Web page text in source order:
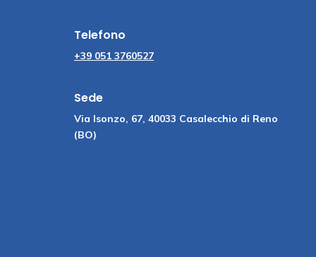
Telefono
+39 051 3760527
Sede
Via Isonzo, 67, 40033 Casalecchio di Reno
(BO)